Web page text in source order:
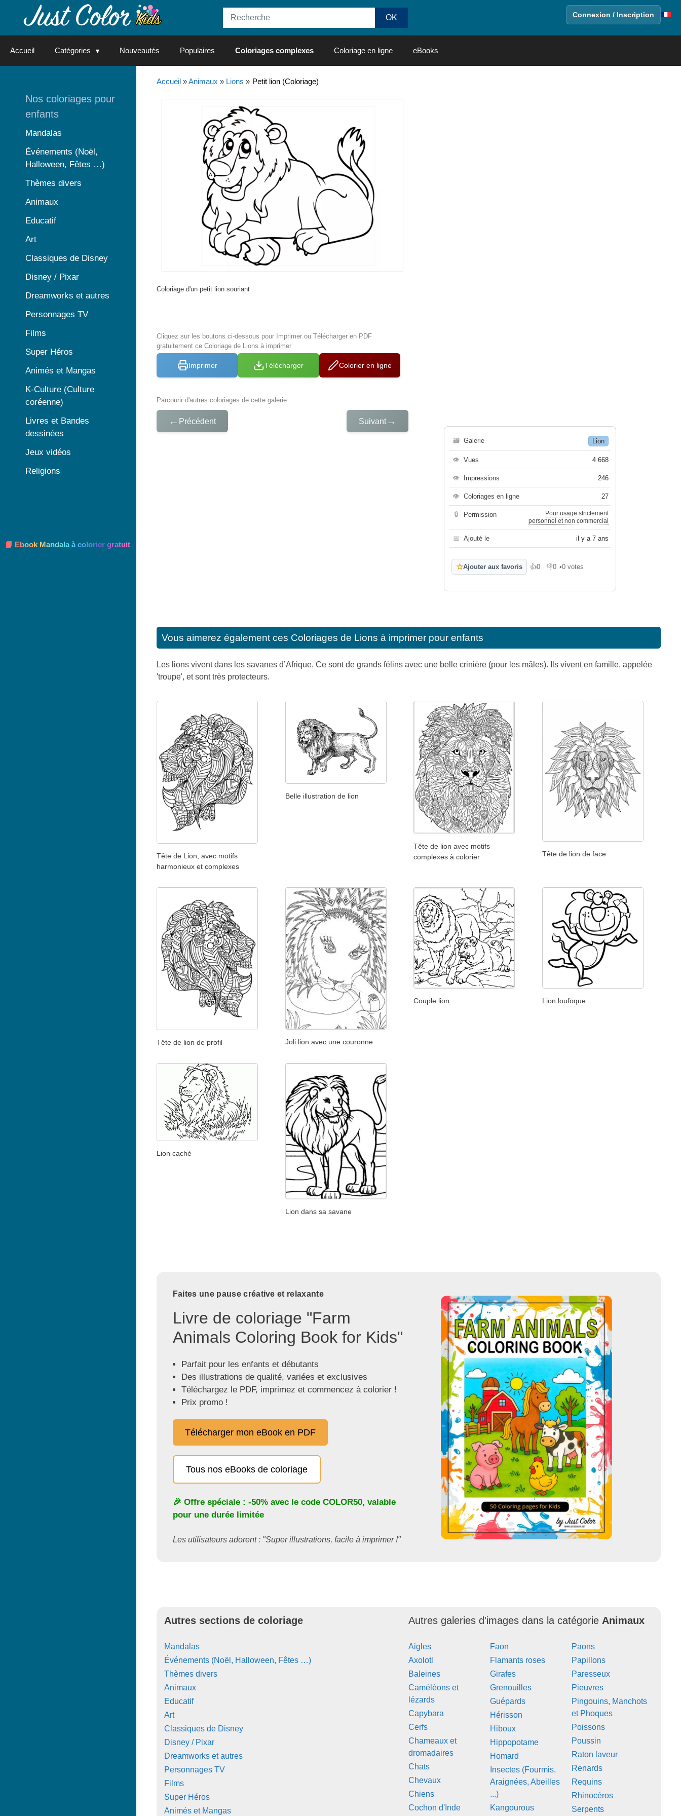
Connexion / Inscription
Accueil Catégories Nouveautés Populaires Coloriages complexes Coloriage en ligne eBooks
Accueil»Animaux » Lions » Petit lion (Coloriage)
Coloriage d'un petit lion souriant
Cliquez sur les boutons ci-dessous pour Imprimer ou Télécharger en PDF
gratuitement ce Coloriage de Lions à imprimer
Imprimer Télécharger Colorier en ligne
Parcourir d'autres coloriages de cette galerie
← Précédent Suivant→
🗃 Galerie Lion
👁 Vues 4 668
👁 Impressions 246
👁 Coloriages en ligne 27
🔒 Permission
Pour usage strictement
personnel et non commercial
📅 Ajouté le il y a 7 ans
☆Ajouter aux favoris 👍0
J'aime 👎0
Je n'aime pas
•0 votes
Vous aimerez également ces Coloriages de Lions à imprimer pour enfants
Les lions vivent dans les savanes d’Afrique. Ce sont de grands félins avec une belle crinière (pour les mâles). Ils vivent en famille, appelée
'troupe', et sont très protecteurs.
Tête de Lion, avec motifs
harmonieux et complexes
Belle illustration de lion
Tête de lion avec motifs
complexes à colorier
Tête de lion de face
Tête de lion de profil Joli lion avec une couronne
Couple lion Lion loufoque
Lion caché
Lion dans sa savane
Faites une pause créative et relaxante
Livre de coloriage "Farm
Animals Coloring Book for Kids"
Parfait pour les enfants et débutants
Des illustrations de qualité, variées et exclusives
Téléchargez le PDF, imprimez et commencez à colorier !
Prix promo !
Télécharger mon eBook en PDF
Tous nos eBooks de coloriage
🎉 Offre spéciale : -50% avec le code COLOR50, valable
pour une durée limitée
Les utilisateurs adorent : "Super illustrations, facile à imprimer !"
Autres sections de coloriage
Mandalas
Événements (Noël, Halloween, Fêtes …)
Thèmes divers
Animaux
Educatif
Art
Classiques de Disney
Disney / Pixar
Dreamworks et autres
Personnages TV
Films
Super Héros
Animés et Mangas
Autres galeries d'images dans la catégorie Animaux
Aigles
Axolotl
Baleines
Caméléons et
lézards
Capybara
Cerfs
Chameaux et
dromadaires
Chats
Chevaux
Chiens
Cochon d'Inde
Faon
Flamants roses
Girafes
Grenouilles
Guépards
Hérisson
Hiboux
Hippopotame
Homard
Insectes (Fourmis,
Araignées, Abeilles
...)
Kangourous
Paons
Papillons
Paresseux
Pieuvres
Pingouins, Manchots
et Phoques
Poissons
Poussin
Raton laveur
Renards
Requins
Rhinocéros
Serpents
Nos coloriages pour
enfants
Mandalas
Événements (Noël,
Halloween, Fêtes …)
Thèmes divers
Animaux
Educatif
Art
Classiques de Disney
Disney / Pixar
Dreamworks et autres
Personnages TV
Films
Super Héros
Animés et Mangas
K-Culture (Culture
coréenne)
Livres et Bandes
dessinées
Jeux vidéos
Religions
📘 Ebook Mandala à colorier gratuit